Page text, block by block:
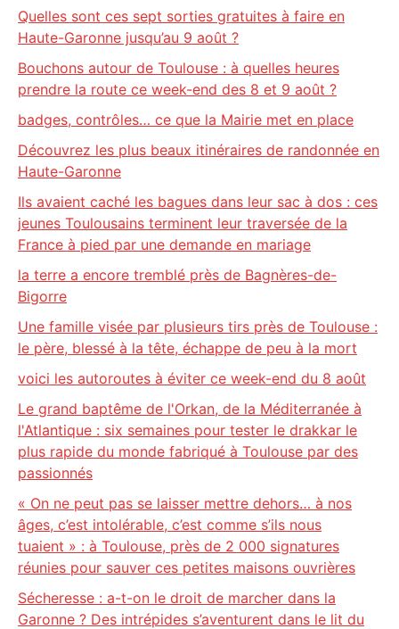
Quelles sont ces sept sorties gratuites à faire en
Haute-Garonne jusqu’au 9 août ?
Bouchons autour de Toulouse : à quelles heures
prendre la route ce week-end des 8 et 9 août ?
badges, contrôles… ce que la Mairie met en place
Découvrez les plus beaux itinéraires de randonnée en
Haute-Garonne
Ils avaient caché les bagues dans leur sac à dos : ces
jeunes Toulousains terminent leur traversée de la
France à pied par une demande en mariage
la terre a encore tremblé près de Bagnères-de-
Bigorre
Une famille visée par plusieurs tirs près de Toulouse :
le père, blessé à la tête, échappe de peu à la mort
voici les autoroutes à éviter ce week-end du 8 août
Le grand baptême de l'Orkan, de la Méditerranée à
l'Atlantique : six semaines pour tester le drakkar le
plus rapide du monde fabriqué à Toulouse par des
passionnés
« On ne peut pas se laisser mettre dehors… à nos
âges, c’est intolérable, c’est comme s’ils nous
tuaient » : à Toulouse, près de 2 000 signatures
réunies pour sauver ces petites maisons ouvrières
Sécheresse : a-t-on le droit de marcher dans la
Garonne ? Des intrépides s’aventurent dans le lit du